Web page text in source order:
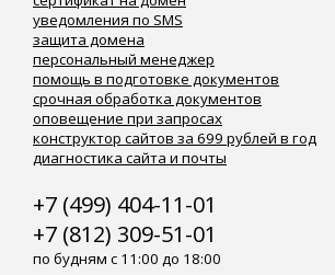
уведомления по SMS
защита домена
персональный менеджер
помощь в подготовке документов
срочная обработка документов
оповещение при запросах
конструктор сайтов за 699 рублей в год
диагностика сайта и почты
+7 (499) 404-11-01
+7 (812) 309-51-01
по будням с 11:00 до 18:00